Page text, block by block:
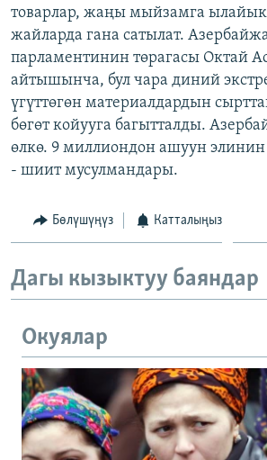
ЫҢГАЙСЫЗ СУРООЛОР
ЭЕ/АРнун бардык сайттары
товарлар, жаңы мыйзамга
жайларда гана сатылат.
парламентинин төрагасы Октай
айтышынча, бул чара диний
үгүттөгөн материалдардын
бөгөт койууга багытталды.
өлкө. 9 миллиондон ашуун элинин
- шиит мусулмандары.
Бөлүшүңүз Катталыңыз
Дагы кызыктуу баяндар
Окуялар